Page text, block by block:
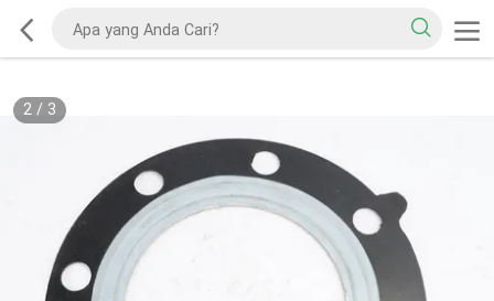
2/ 3